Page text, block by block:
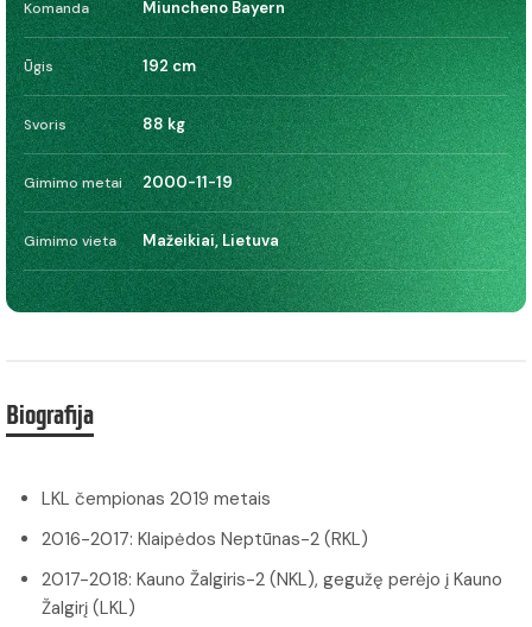
Komanda Miuncheno Bayern
Ūgis 192 cm
Svoris 88 kg
Gimimo metai 2000-11-19
Gimimo vieta Mažeikiai, Lietuva
Biografija
LKL čempionas 2019 metais
2016-2017: Klaipėdos Neptūnas-2 (RKL)
2017-2018: Kauno Žalgiris-2 (NKL), gegužę perėjo į Kauno
Žalgirį (LKL)